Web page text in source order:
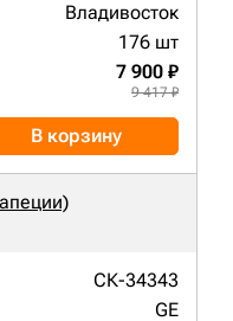
Владивосток
176 шт
7 900 ₽
9 417 ₽
В корзину
СК-34343
GE